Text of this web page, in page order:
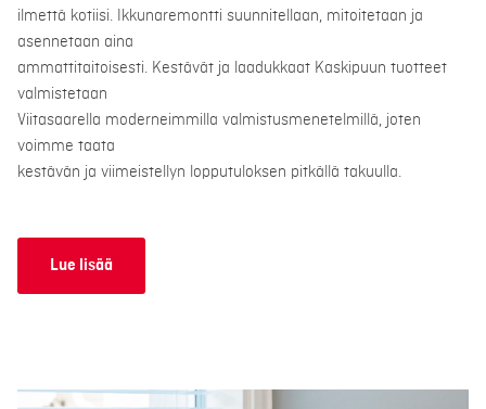
ilmettä kotiisi. Ikkunaremontti suunnitellaan, mitoitetaan ja
asennetaan aina
ammattitaitoisesti. Kestävät ja laadukkaat Kaskipuun tuotteet
valmistetaan
Viitasaarella moderneimmilla valmistusmenetelmillä, joten
voimme taata
kestävän ja viimeistellyn lopputuloksen pitkällä takuulla.
Lue lisää